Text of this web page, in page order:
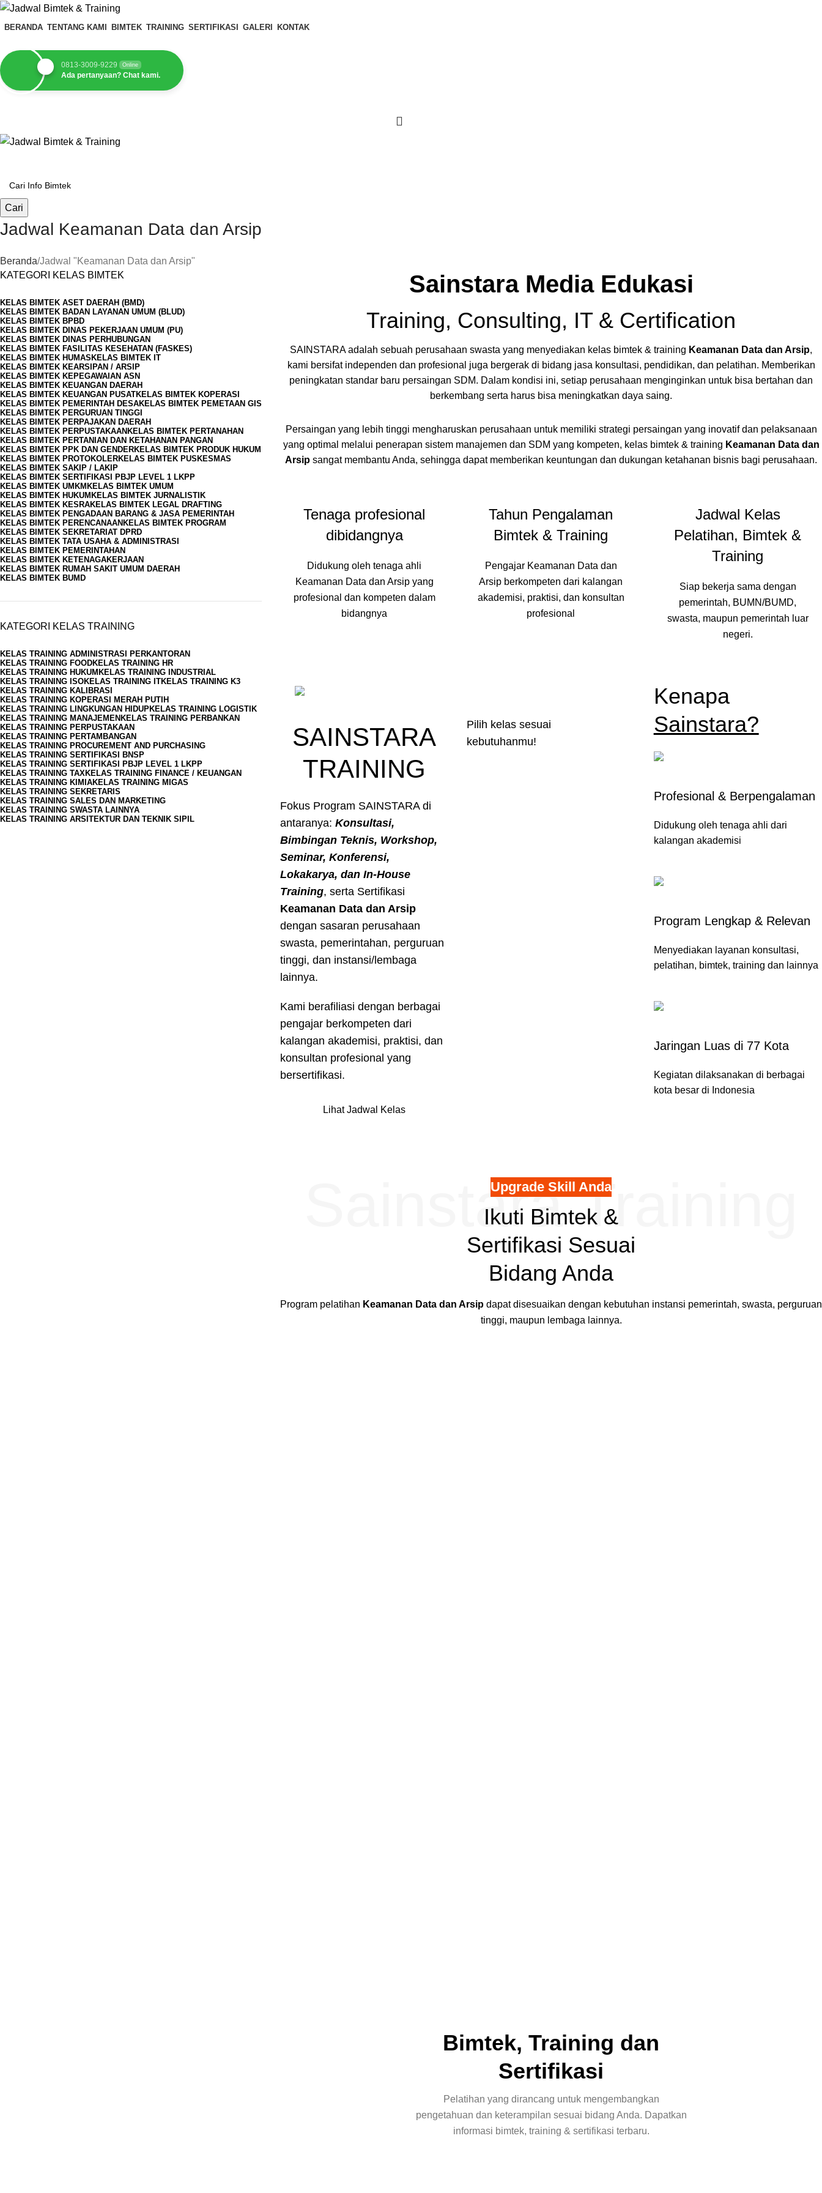
BERANDA TENTANG KAMI BIMTEK TRAINING SERTIFIKASI GALERI KONTAK
0813-3009-9229 Online
Ada pertanyaan? Chat kami.
Cari
Jadwal Keamanan Data dan Arsip
Beranda Jadwal "Keamanan Data dan Arsip"
KATEGORI KELAS BIMTEK
KELAS BIMTEK ASET DAERAH (BMD)
KELAS BIMTEK BADAN LAYANAN UMUM (BLUD)
KELAS BIMTEK BPBD
KELAS BIMTEK DINAS PEKERJAAN UMUM (PU)
KELAS BIMTEK DINAS PERHUBUNGAN
KELAS BIMTEK FASILITAS KESEHATAN (FASKES)
KELAS BIMTEK HUMAS KELAS BIMTEK IT
KELAS BIMTEK KEARSIPAN / ARSIP
KELAS BIMTEK KEPEGAWAIAN ASN
KELAS BIMTEK KEUANGAN DAERAH
KELAS BIMTEK KEUANGAN PUSATKELAS BIMTEK KOPERASI
KELAS BIMTEK PEMERINTAH DESAKELAS BIMTEK PEMETAAN GIS
KELAS BIMTEK PERGURUAN TINGGI
KELAS BIMTEK PERPAJAKAN DAERAH
KELAS BIMTEK PERPUSTAKAAN KELAS BIMTEK PERTANAHAN
KELAS BIMTEK PERTANIAN DAN KETAHANAN PANGAN
KELAS BIMTEK PPK DAN GENDERKELAS BIMTEK PRODUK HUKUM
KELAS BIMTEK PROTOKOLERKELAS BIMTEK PUSKESMAS
KELAS BIMTEK SAKIP / LAKIP
KELAS BIMTEK SERTIFIKASI PBJP LEVEL 1 LKPP
KELAS BIMTEK UMKM KELAS BIMTEK UMUM
KELAS BIMTEK HUKUM KELAS BIMTEK JURNALISTIK
KELAS BIMTEK KESRAKELAS BIMTEK LEGAL DRAFTING
KELAS BIMTEK PENGADAAN BARANG & JASA PEMERINTAH
KELAS BIMTEK PERENCANAAN KELAS BIMTEK PROGRAM
KELAS BIMTEK SEKRETARIAT DPRD
KELAS BIMTEK TATA USAHA & ADMINISTRASI
KELAS BIMTEK PEMERINTAHAN
KELAS BIMTEK KETENAGAKERJAAN
KELAS BIMTEK RUMAH SAKIT UMUM DAERAH
KELAS BIMTEK BUMD
KATEGORI KELAS TRAINING
KELAS TRAINING ADMINISTRASI PERKANTORAN
KELAS TRAINING FOODKELAS TRAINING HR
KELAS TRAINING HUKUM KELAS TRAINING INDUSTRIAL
KELAS TRAINING ISOKELAS TRAINING ITKELAS TRAINING K3
KELAS TRAINING KALIBRASI
KELAS TRAINING KOPERASI MERAH PUTIH
KELAS TRAINING LINGKUNGAN HIDUPKELAS TRAINING LOGISTIK
KELAS TRAINING MANAJEMEN KELAS TRAINING PERBANKAN
KELAS TRAINING PERPUSTAKAAN
KELAS TRAINING PERTAMBANGAN
KELAS TRAINING PROCUREMENT AND PURCHASING
KELAS TRAINING SERTIFIKASI BNSP
KELAS TRAINING SERTIFIKASI PBJP LEVEL 1 LKPP
KELAS TRAINING TAXKELAS TRAINING FINANCE / KEUANGAN
KELAS TRAINING KIMIAKELAS TRAINING MIGAS
KELAS TRAINING SEKRETARIS
KELAS TRAINING SALES DAN MARKETING
KELAS TRAINING SWASTA LAINNYA
KELAS TRAINING ARSITEKTUR DAN TEKNIK SIPIL
Sainstara Media Edukasi
Training, Consulting, IT & Certification
SAINSTARA adalah sebuah perusahaan swasta yang menyediakan kelas bimtek & training Keamanan Data dan Arsip,
kami bersifat independen dan profesional juga bergerak di bidang jasa konsultasi, pendidikan, dan pelatihan. Memberikan
peningkatan standar baru persaingan SDM. Dalam kondisi ini, setiap perusahaan menginginkan untuk bisa bertahan dan
berkembang serta harus bisa meningkatkan daya saing.
Persaingan yang lebih tinggi mengharuskan perusahaan untuk memiliki strategi persaingan yang inovatif dan pelaksanaan
yang optimal melalui penerapan sistem manajemen dan SDM yang kompeten, kelas bimtek & training Keamanan Data dan
Arsip sangat membantu Anda, sehingga dapat memberikan keuntungan dan dukungan ketahanan bisnis bagi perusahaan.
Tenaga profesional
dibidangnya
Didukung oleh tenaga ahli
Keamanan Data dan Arsip yang
profesional dan kompeten dalam
bidangnya
Tahun Pengalaman
Bimtek & Training
Pengajar Keamanan Data dan
Arsip berkompeten dari kalangan
akademisi, praktisi, dan konsultan
profesional
Jadwal Kelas
Pelatihan, Bimtek &
Training
Siap bekerja sama dengan
pemerintah, BUMN/BUMD,
swasta, maupun pemerintah luar
negeri.
SAINSTARA
TRAINING
Fokus Program SAINSTARA di
antaranya: Konsultasi,
Bimbingan Teknis, Workshop,
Seminar, Konferensi,
Lokakarya, dan In-House
Training, serta Sertifikasi
Keamanan Data dan Arsip
dengan sasaran perusahaan
swasta, pemerintahan, perguruan
tinggi, dan instansi/lembaga
lainnya.
Kami berafiliasi dengan berbagai
pengajar berkompeten dari
kalangan akademisi, praktisi, dan
konsultan profesional yang
bersertifikasi.
Lihat Jadwal Kelas
Pilih kelas sesuai
kebutuhanmu!
Kenapa
Sainstara?
Profesional & Berpengalaman
Didukung oleh tenaga ahli dari
kalangan akademisi
Program Lengkap & Relevan
Menyediakan layanan konsultasi,
pelatihan, bimtek, training dan lainnya
Jaringan Luas di 77 Kota
Kegiatan dilaksanakan di berbagai
kota besar di Indonesia
Sainstara Training
Upgrade Skill Anda
Ikuti Bimtek &
Sertifikasi Sesuai
Bidang Anda
Program pelatihan Keamanan Data dan Arsip dapat disesuaikan dengan kebutuhan instansi pemerintah, swasta, perguruan
tinggi, maupun lembaga lainnya.
Bimtek, Training dan
Sertifikasi
Pelatihan yang dirancang untuk mengembangkan
pengetahuan dan keterampilan sesuai bidang Anda. Dapatkan
informasi bimtek, training & sertifikasi terbaru.